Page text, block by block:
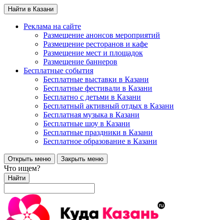
Найти в Казани
Реклама на сайте
Размещение анонсов мероприятий
Размещение ресторанов и кафе
Размещение мест и площадок
Размещение баннеров
Бесплатные события
Бесплатные выставки в Казани
Бесплатные фестивали в Казани
Бесплатно с детьми в Казани
Бесплатный активный отдых в Казани
Бесплатная музыка в Казани
Бесплатные шоу в Казани
Бесплатные праздники в Казани
Бесплатное образование в Казани
Открыть меню Закрыть меню
Что ищем?
Найти